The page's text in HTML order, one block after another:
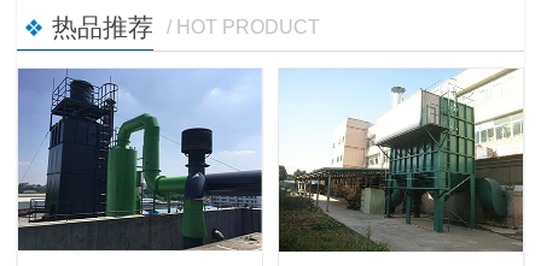
热品推荐 / HOT PRODUCT